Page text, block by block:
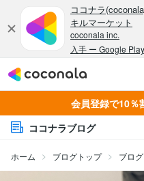
会員登録で10％
ココナラブログ
ホーム ブログトップ ブログ